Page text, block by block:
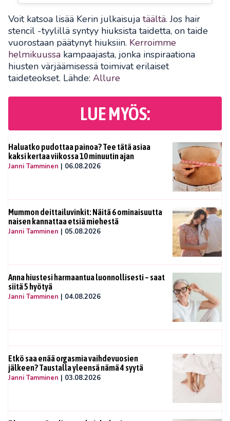
Voit katsoa lisää Kerin julkaisuja täältä. Jos hair
stencil -tyylillä syntyy hiuksista taidetta, on taide
vuorostaan päätynyt hiuksiin. Kerroimme
helmikuussa kampaajasta, jonka inspiraationa
hiusten värjäämisessä toimivat erilaiset
taideteokset. Lähde: Allure
LUE MYÖS:
Haluatko pudottaa painoa? Tee tätä asiaa
kaksi kertaa viikossa 10 minuutin ajan
Janni Tamminen | 06.08.2026
Mummon deittailuvinkit: Näitä 6 ominaisuutta
naisen kannattaa etsiä miehestä
Janni Tamminen | 05.08.2026
Anna hiustesi harmaantua luonnollisesti – saat
siitä 5 hyötyä
Janni Tamminen | 04.08.2026
Etkö saa enää orgasmia vaihdevuosien
jälkeen? Taustalla yleensä nämä 4 syytä
Janni Tamminen | 03.08.2026